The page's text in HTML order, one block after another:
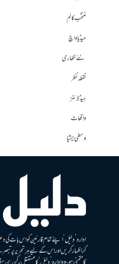
منتخب کالم
میڈیا واچ
نئے لکھاری
نقطہ نظر
ہیڈلائنز
واقعات
وسطی ایشیا
ادارہ ’دلیل‘ اپنے تمام قارئین کو اس بات
کر اظہار کریں اور اس کے لیے ہر تحریر پر